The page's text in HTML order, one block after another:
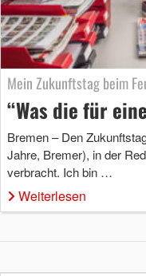
Mein Zukunftstag beim
“Was die für
Bremen – Den
Jahre, Bremer), in der
verbracht. Ich bin …
Weiterlesen